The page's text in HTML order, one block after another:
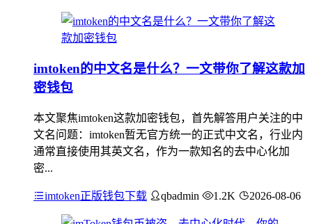
imtoken的中文名是什么？一文带你了解这款加
密钱包
本文聚焦imtoken这款加密钱包，首先解答用户关注的中
文名问题：imtoken暂无官方统一的正式中文名，行业内
通常直接使用其英文名，作为一款知名的去中心化加
密...
imtoken正版钱包下载 qbadmin 1.2K 2026-08-06